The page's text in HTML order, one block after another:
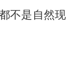
不是自然现